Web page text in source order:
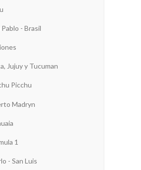
Pablo - Brasil
Jujuy y Tucuman
Picchu
Madryn
1
- San Luis